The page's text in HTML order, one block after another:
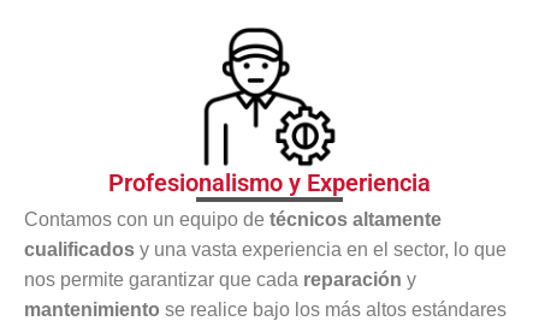
Profesionalismo y Experiencia
Contamos con un equipo de técnicos altamente
cualificados y una vasta experiencia en el sector, lo que
nos permite garantizar que cada reparación y
mantenimiento se realice bajo los más altos estándares